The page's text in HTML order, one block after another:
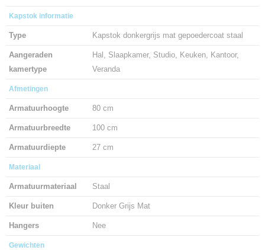
Kapstok informatie
Type Kapstok donkergrijs mat gepoedercoat staal
Aangeraden
kamertype
Hal, Slaapkamer, Studio, Keuken, Kantoor,
Veranda
Afmetingen
Armatuurhoogte 80 cm
Armatuurbreedte 100 cm
Armatuurdiepte 27 cm
Materiaal
Armatuurmateriaal Staal
Kleur buiten Donker Grijs Mat
Hangers Nee
Gewichten